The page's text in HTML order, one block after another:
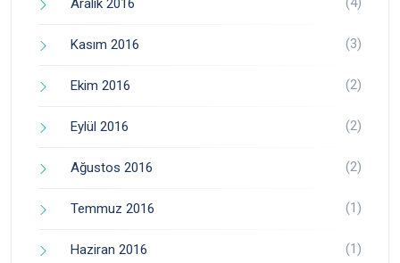
Aralık 2016
Kasım 2016 (3)
Ekim 2016 (2)
Eylül 2016 (2)
Ağustos 2016 (2)
Temmuz 2016 (1)
Haziran 2016 (1)